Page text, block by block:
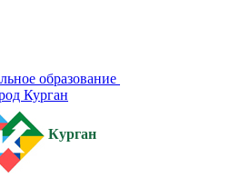
образование
Курган
Курган